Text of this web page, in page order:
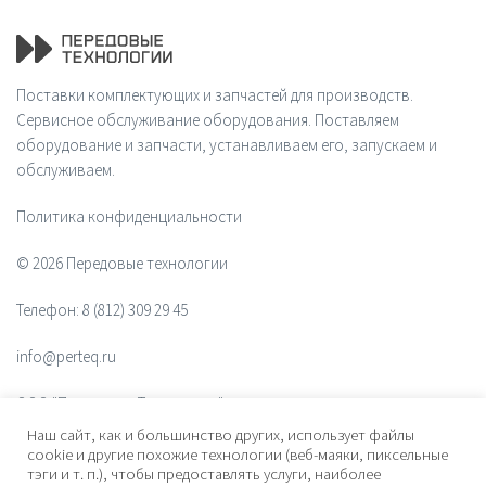
Поставки комплектующих и запчастей для производств.
Сервисное обслуживание оборудования. Поставляем
оборудование и запчасти, устанавливаем его, запускаем и
обслуживаем.
Политика конфиденциальности
© 2026 Передовые технологии
Телефон: 8 (812) 309 29 45
info@perteq.ru
ООО "Передовые Технологии"
ОГРН 1117847072628
Наш сайт, как и большинство других, использует файлы
cookie и другие похожие технологии (веб-маяки, пиксельные
тэги и т. п.), чтобы предоставлять услуги, наиболее